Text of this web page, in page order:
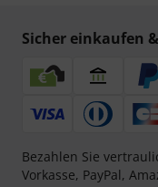
Sicher einkaufen
Bezahlen Sie
Vorkasse, PayPal,